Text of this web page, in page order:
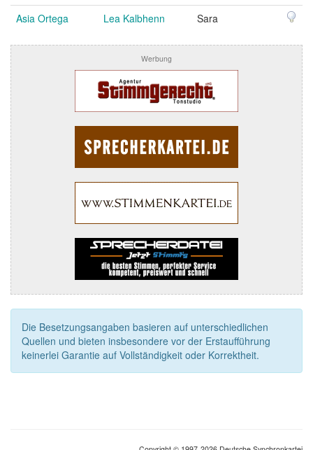
Asia Ortega Lea Kalbhenn Sara
Werbung
Die Besetzungsangaben basieren auf unterschiedlichen
Quellen und bieten insbesondere vor der Erstaufführung
keinerlei Garantie auf Vollständigkeit oder Korrektheit.